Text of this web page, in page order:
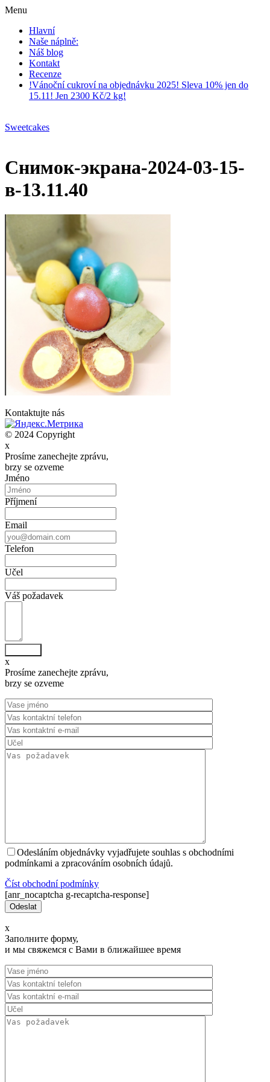
Menu
Hlavní
Naše náplně:
Náš blog
Kontakt
Recenze
!Vánoční cukroví na objednávku 2025! Sleva 10% jen do
15.11! Jen 2300 Kč/2 kg!
Sweetcakes
Снимок-экрана-2024-03-15-
в-13.11.40
Kontaktujte nás
© 2024 Copyright
x
Prosíme zanechejte zprávu,
brzy se ozveme
Jméno
Příjmení
Email
Telefon
Učel
Váš požadavek
x
Prosíme zanechejte zprávu,
brzy se ozveme
Odesláním objednávky vyjadřujete souhlas s obchodními
podmínkami a zpracováním osobních údajů.
Číst оbchodní podmínky
[anr_nocaptcha g-recaptcha-response]
x
Заполните форму,
и мы свяжемся с Вами в ближайшее время